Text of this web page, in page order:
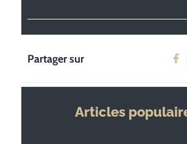
Partager sur
Articles